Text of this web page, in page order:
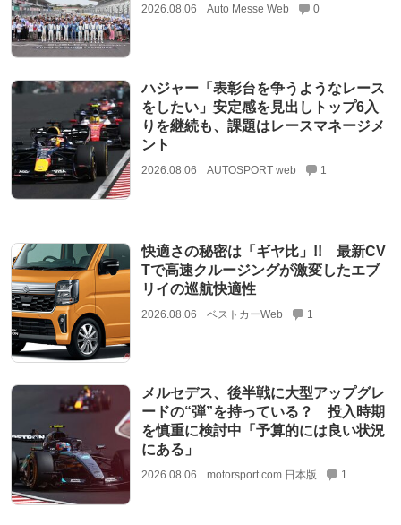
2026.08.06 Auto Messe Web 0
ハジャー「表彰台を争うようなレース
をしたい」安定感を見出しトップ6入
りを継続も、課題はレースマネージメ
ント
2026.08.06 AUTOSPORT web 1
快適さの秘密は「ギヤ比」!! 最新CV
Tで高速クルージングが激変したエブ
リイの巡航快適性
2026.08.06 ベストカーWeb 1
メルセデス、後半戦に大型アップグレ
ードの“弾”を持っている？ 投入時期
を慎重に検討中「予算的には良い状況
にある」
2026.08.06 motorsport.com 日本版 1